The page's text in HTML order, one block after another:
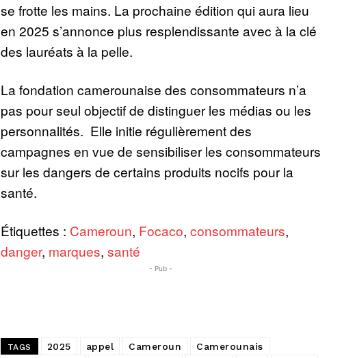
se frotte les mains. La prochaine édition qui aura lieu
en 2025 s’annonce plus resplendissante avec à la clé
des lauréats à la pelle.
La fondation camerounaise des consommateurs n’a
pas pour seul objectif de distinguer les médias ou les
personnalités. Elle initie régulièrement des
campagnes en vue de sensibiliser les consommateurs
sur les dangers de certains produits nocifs pour la
santé.
Étiquettes : Cameroun, Focaco, consommateurs,
danger, marques, santé
- Pub -
TAGS 2025 appel Cameroun
Camerounais